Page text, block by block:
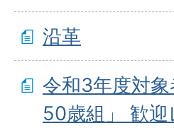
沿革
令和3年度対
50歳組」 歓迎